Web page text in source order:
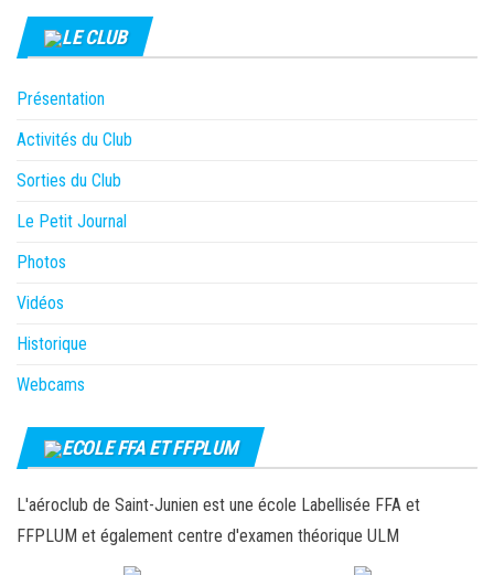
LE CLUB
Présentation
Activités du Club
Sorties du Club
Le Petit Journal
Photos
Vidéos
Historique
Webcams
ECOLE FFA ET FFPLUM
L'aéroclub de Saint-Junien est une école Labellisée FFA et
FFPLUM et également centre d'examen théorique ULM